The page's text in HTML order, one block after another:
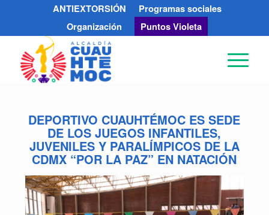
ANTIEXTORSIÓN
Programas sociales
Organización
Puntos Violeta
DEPORTIVO CUAUHTÉMOC ES SEDE
DE LOS JUEGOS INFANTILES,
JUVENILES Y PARALÍMPICOS DE LA
CDMX “POR LA PAZ” EN NATACIÓN